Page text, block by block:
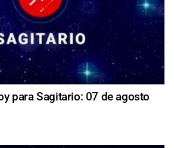
para Sagitario: 07 de agosto